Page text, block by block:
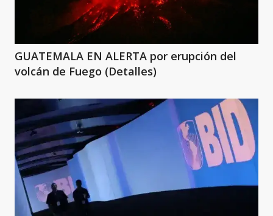
GUATEMALA EN ALERTA por erupción del
volcán de Fuego (Detalles)